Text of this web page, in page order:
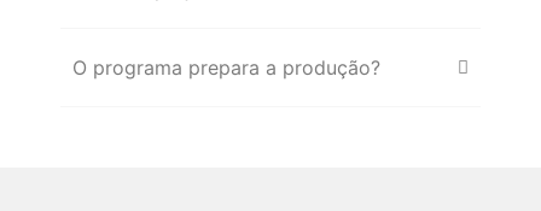
O programa prepara a produção?